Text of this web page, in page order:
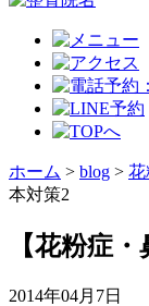
ホーム > blog > 花
本対策2
【花粉症
2014年04月7日